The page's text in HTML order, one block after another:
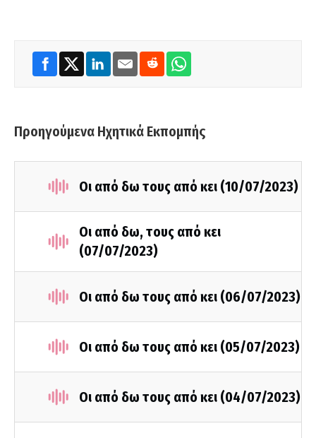
Προηγούμενα Ηχητικά Εκπομπής
Οι από δω τους από κει (10/07/2023)
Οι από δω, τους από κει
(07/07/2023)
Οι από δω τους από κει (06/07/2023)
Οι από δω τους από κει (05/07/2023)
Οι από δω τους από κει (04/07/2023)